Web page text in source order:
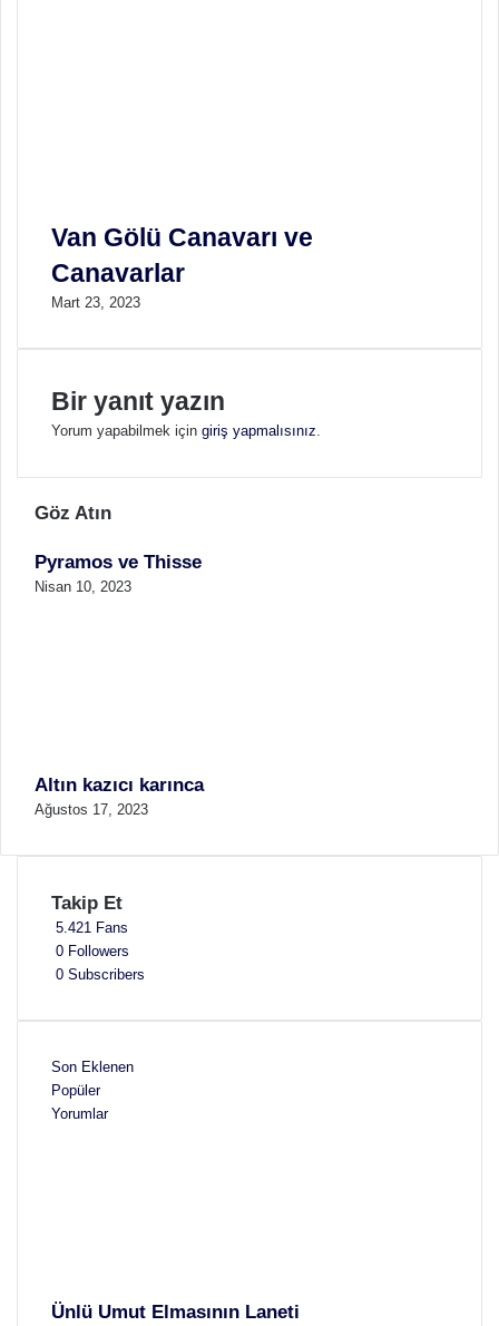
Van Gölü Canavarı ve
Canavarlar
Mart 23, 2023
Bir yanıt yazın
Yorum yapabilmek için giriş yapmalısınız.
Göz Atın
a
p
Pyramos ve Thisse
Nisan 10, 2023
Altın kazıcı karınca
Ağustos 17, 2023
Takip Et
5.421 Fans
0 Followers
0 Subscribers
Son Eklenen
Popüler
Yorumlar
Ünlü Umut Elmasının Laneti